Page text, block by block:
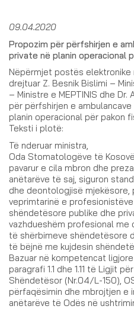
09.04.2020
Propozim për përfshirjen e
private në planin operacional
Nëpërmjet postës
drejtuar Z. Besnik Bislimi –
– Ministre e MEPTINIS dhe Dr.
për përfshirjen e
planin operacional për pakon
Teksti i plotë:
Të nderuar ministra,
Oda Stomatologëve të
pavarur e cila mbron dhe
anëtarëve të saj, siguron
dhe deontologjisë mjekësore,
veprimtarinë e
shëndetësore publike dhe
vazhdueshëm profesional
të shërbimeve shëndetësore
të bëjnë me kujdesin
Bazuar në kompetencat
paragrafi 1.1 dhe 1.11 të Ligjit
Shëndetësor (Nr.04/L-150),
përfaqësimin dhe mbrojtjen e
anëtarëve të Odës në